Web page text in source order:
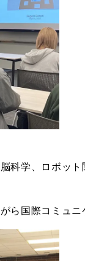
科学、ロボッ
国際コミュニ